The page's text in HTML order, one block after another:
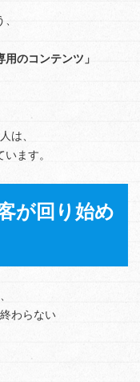
のコンテンツ」
は、
ます。
が回り始め
わらない